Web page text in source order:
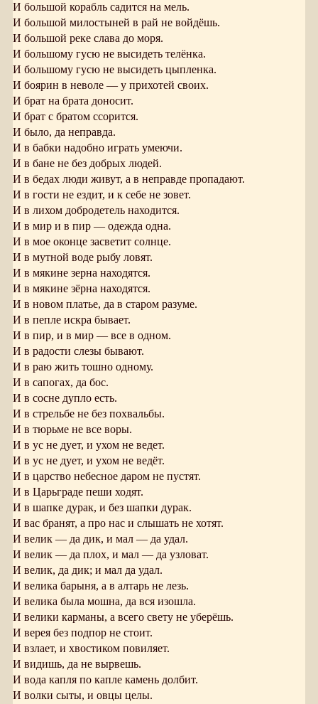
И большой корабль садится на мель.
И большой милостыней в рай не войдёшь.
И большой реке слава до моря.
И большому гусю не высидеть телёнка.
И большому гусю не высидеть цыпленка.
И боярин в неволе — у прихотей своих.
И брат на брата доносит.
И брат с братом ссорится.
И было, да неправда.
И в бабки надобно играть умеючи.
И в бане не без добрых людей.
И в бедах люди живут, а в неправде пропадают.
И в гости не ездит, и к себе не зовет.
И в лихом добродетель находится.
И в мир и в пир — одежда одна.
И в мое оконце засветит солнце.
И в мутной воде рыбу ловят.
И в мякине зерна находятся.
И в мякине зёрна находятся.
И в новом платье, да в старом разуме.
И в пепле искра бывает.
И в пир, и в мир — все в одном.
И в радости слезы бывают.
И в раю жить тошно одному.
И в сапогах, да бос.
И в сосне дупло есть.
И в стрельбе не без похвальбы.
И в тюрьме не все воры.
И в ус не дует, и ухом не ведет.
И в ус не дует, и ухом не ведёт.
И в царство небесное даром не пустят.
И в Царьграде пеши ходят.
И в шапке дурак, и без шапки дурак.
И вас бранят, а про нас и слышать не хотят.
И велик — да дик, и мал — да удал.
И велик — да плох, и мал — да узловат.
И велик, да дик; и мал да удал.
И велика барыня, а в алтарь не лезь.
И велика была мошна, да вся изошла.
И велики карманы, а всего свету не уберёшь.
И верея без подпор не стоит.
И взлает, и хвостиком повиляет.
И видишь, да не вырвешь.
И вода капля по капле камень долбит.
И волки сыты, и овцы целы.